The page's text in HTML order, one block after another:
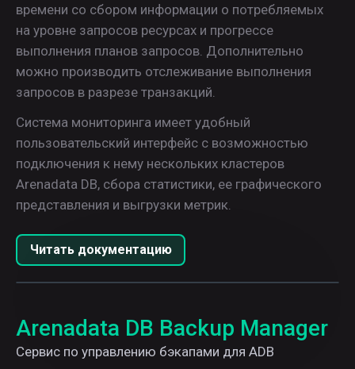
времени со сбором информации о потребляемых
на уровне запросов ресурсах и прогрессе
выполнения планов запросов. Дополнительно
можно производить отслеживание выполнения
запросов в разрезе транзакций.
Система мониторинга имеет удобный
пользовательский интерфейс с возможностью
подключения к нему нескольких кластеров
Arenadata DB, сбора статистики, ее графического
представления и выгрузки метрик.
Читать документацию
Video
Arenadata DB Backup Manager
Сервис по управлению бэкапами для ADB